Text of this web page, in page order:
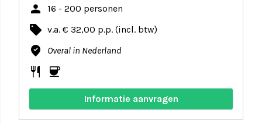
person 16 - 200 personen
local_offer v.a. € 32,00 p.p. (incl. btw)
where_to_vote Overal in Nederland
restaurant coffee
Informatie aanvragen